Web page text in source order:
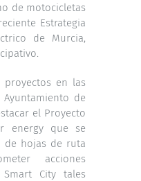
de motocicletas
Estrategia
de Murcia,
proyectos en las
de
el Proyecto
energy que se
de hojas de ruta
acciones
City tales